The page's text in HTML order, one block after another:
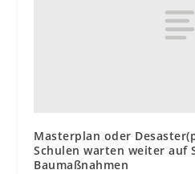
Masterplan oder
Schulen warten weiter auf
Baumaßnahmen